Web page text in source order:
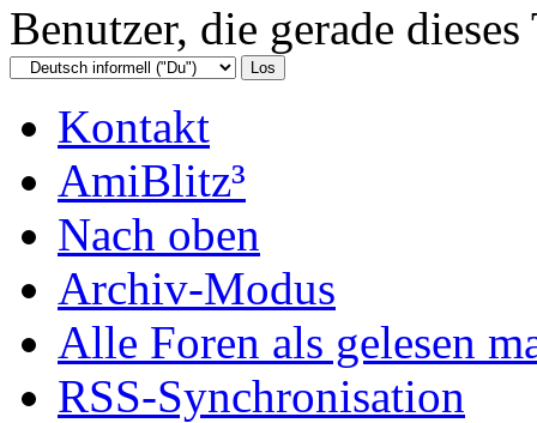
Benutzer, die gerade
Kontakt
AmiBlitz³
Nach oben
Archiv-Modus
Alle Foren als gelesen
RSS-Synchronisation